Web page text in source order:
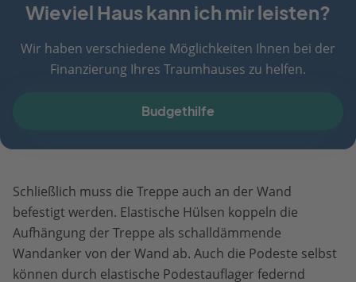
Wieviel Haus kann ich mir leisten?
Wir haben verschiedene Möglichkeiten Ihnen bei der
Finanzierung Ihres Traumhauses zu helfen.
Budgethilfe
Schließlich muss die Treppe auch an der Wand
befestigt werden. Elastische Hülsen koppeln die
Aufhängung der Treppe als schalldämmende
Wandanker von der Wand ab. Auch die Podeste selbst
können durch elastische Podestauflager federnd